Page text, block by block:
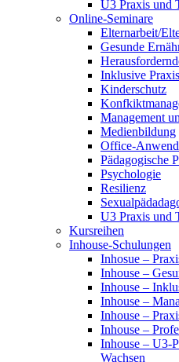
U3 Praxis und
Online-Seminare
Elternarbeit/
Gesunde
Inklusive Praxis
Kinderschutz
Management
Medienbildung
Office-
Pädagogische
Psychologie
Resilienz
U3 Praxis und
Kursreihen
Inhouse-Schulungen
Inhosue –
Inhouse –
Inhouse –
Inhouse –
Inhouse –
Inhouse –
Inhouse – U3-
Wachsen